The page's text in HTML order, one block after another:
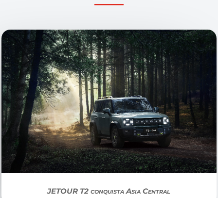
JETOUR T2 conquista Asia Central